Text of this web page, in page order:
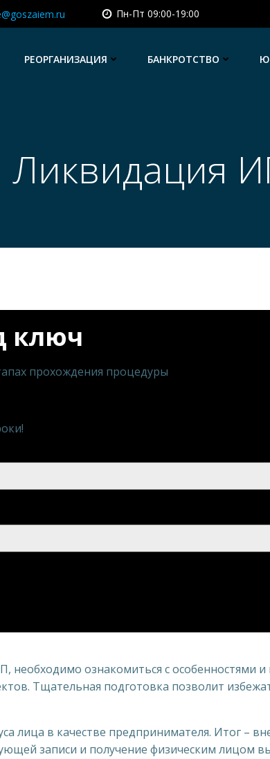
Пн-Пт 09:00-19:00
РЕОРГАНИЗАЦИЯ БАНКРОТСТВО
Ликвидация
ключ
прохождения процедуры
необходимо ознакомиться с особенностями
Тщательная подготовка позволит
лица в качестве предпринимателя. Итог –
записи и получение физическим лицом